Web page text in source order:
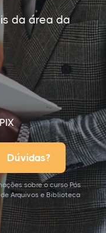
da área da
Dúvidas?
sobre o curso Pós
Arquivos e Biblioteca